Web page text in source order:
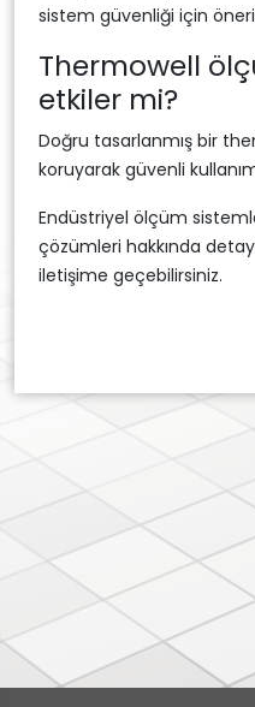
sistem güvenliği için
Thermowell
etkiler mi?
Doğru tasarlanmış bir
koruyarak güvenli
Endüstriyel ölçüm
çözümleri hakkında
iletişime geçebilirsiniz.